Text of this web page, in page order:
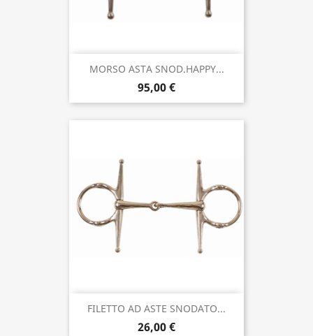
MORSO ASTA SNOD.HAPPY...
95,00 €
FILETTO AD ASTE SNODATO...
26,00 €